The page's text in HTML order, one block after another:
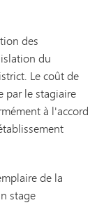
des
du
Le coût de
par le stagiaire
à l'accord
de la
stage